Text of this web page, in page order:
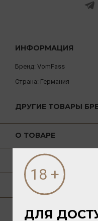
ИНФОРМАЦИЯ
Бренд: VomFass
Страна: Германия
ДРУГИЕ ТОВАРЫ
О ТОВАРЕ
СПОСОБ
ГАСТРОНОМИЯ
РЕЦЕПТЫ
ДЛЯ